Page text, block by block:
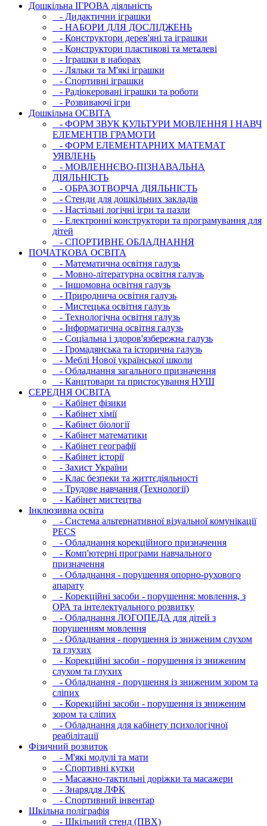
Дошкільна ІГРОВА діяльність
- Дидактични іграшки
- НАБОРИ ДЛЯ ДОСЛІДЖЕНЬ
- Конструктори дерев'яні та іграшки
- Конструктори пластикові та металеві
- Іграшки в наборах
- Ляльки та М'які іграшки
- Спортивні іграшки
- Радіокеровані іграшки та роботи
- Розвиваючі ігри
Дошкільна ОСВIТА
- ФОРМ ЗВУК КУЛЬТУРИ МОВЛЕННЯ І НАВЧ
ЕЛЕМЕНТІВ ГРАМОТИ
- ФОРМ ЕЛЕМЕНТАРНИХ МАТЕМАТ
УЯВЛЕНЬ
- МОВЛЕННЄВО-ПІЗНАВАЛЬНА
ДІЯЛЬНІСТЬ
- ОБРАЗОТВОРЧА ДІЯЛЬНІСТЬ
- Стенди для дошкільних закладів
- Настільні логічні ігри та пазли
- Електронні конструктори та програмування для
дітей
- СПОРТИВНЕ ОБЛАДНАННЯ
ПОЧАТКОВА ОСВIТА
- Математична освітня галузь
- Мовно-літературна освітня галузь
- Iншомовна освітня галузь
- Природнича освітня галузь
- Мистецька освітня галузь
- Технологічна освітня галузь
- Інфopматична освітня галузь
- Соціальна і здоров'язбережна галузь
- Громадянська та історична галузь
- Меблі Нової української школи
- Обладнання загального призначення
- Канцтовари та пристосування НУШ
СЕРЕДНЯ ОСВIТА
- Кабінет фізики
- Кабінет хімії
- Кабінет біології
- Кабінет математики
- Кабінет географії
- Кабінет історії
- Захист України
- Клас безпеки та життєдіяльності
- Трудове навчання (Технології)
- Кабінет мистецтва
Інклюзивна освіта
- Система альтернативної візуальної комунікації
PECS
- Обладнання корекційного призначення
- Комп'ютерні програми навчального
призначення
- Обладнання - порушення опорно-рухового
апарату
- Корекційні засоби - порушення: мовлення, з
ОРА та інтелектуального розвитку
- Обладнання ЛОГОПЕДА для дітей з
порушенням мовлення
- Обладнання - порушення із зниженим слухом
та глухих
- Корекційні засоби - порушення із зниженим
слухом та глухих
- Обладнання - порушення із зниженим зором та
сліпих
- Корекційні засоби - порушення із зниженим
зором та сліпих
- Обладнання для кабінету психологічної
реабілітації
Фізичний розвиток
- М'які модулi та мати
- Спортивні кутки
- Масажно-тактильні доріжки та масажери
- Знаряддя ЛФК
- Спортивний інвентар
Шкільна поліграфія
- Шкільний стенд (ПВХ)